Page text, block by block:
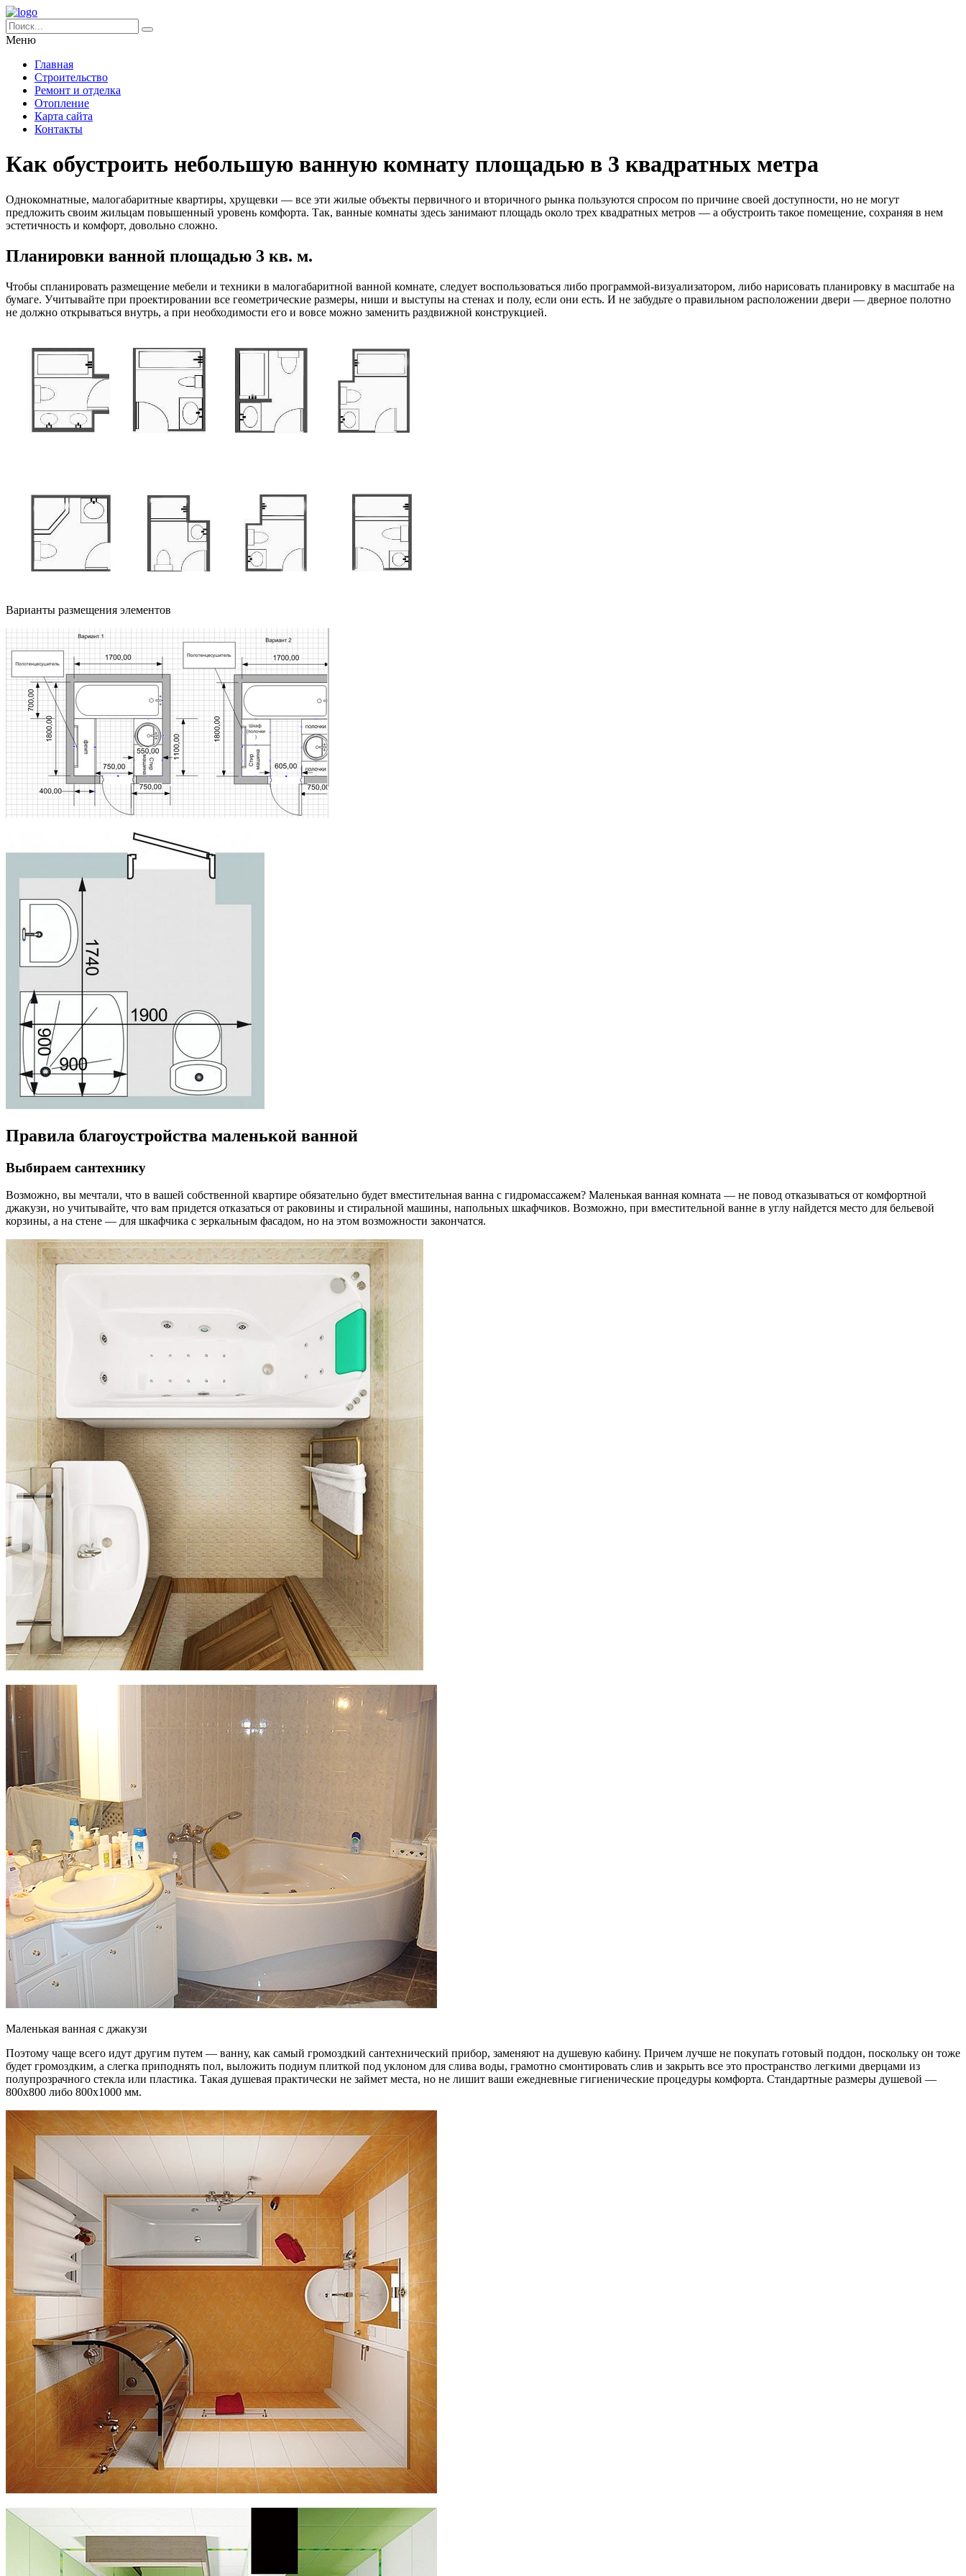
Меню
Главная
Строительство
Ремонт и отделка
Отопление
Карта сайта
Контакты
Как обустроить небольшую ванную комнату площадью в 3 квадратных метра
Однокомнатные, малогабаритные квартиры, хрущевки — все эти жилые объекты первичного и вторичного рынка пользуются спросом по причине своей доступности, но не могут
предложить своим жильцам повышенный уровень комфорта. Так, ванные комнаты здесь занимают площадь около трех квадратных метров — а обустроить такое помещение, сохраняя в нем
эстетичность и комфорт, довольно сложно.
Планировки ванной площадью 3 кв. м.
Чтобы спланировать размещение мебели и техники в малогабаритной ванной комнате, следует воспользоваться либо программой-визуализатором, либо нарисовать планировку в масштабе на
бумаге. Учитывайте при проектировании все геометрические размеры, ниши и выступы на стенах и полу, если они есть. И не забудьте о правильном расположении двери — дверное полотно
не должно открываться внутрь, а при необходимости его и вовсе можно заменить раздвижной конструкцией.
Варианты размещения элементов
Правила благоустройства маленькой ванной
Выбираем сантехнику
Возможно, вы мечтали, что в вашей собственной квартире обязательно будет вместительная ванна с гидромассажем? Маленькая ванная комната — не повод отказываться от комфортной
джакузи, но учитывайте, что вам придется отказаться от раковины и стиральной машины, напольных шкафчиков. Возможно, при вместительной ванне в углу найдется место для бельевой
корзины, а на стене — для шкафчика с зеркальным фасадом, но на этом возможности закончатся.
Маленькая ванная с джакузи
Поэтому чаще всего идут другим путем — ванну, как самый громоздкий сантехнический прибор, заменяют на душевую кабину. Причем лучше не покупать готовый поддон, поскольку он тоже
будет громоздким, а слегка приподнять пол, выложить подиум плиткой под уклоном для слива воды, грамотно смонтировать слив и закрыть все это пространство легкими дверцами из
полупрозрачного стекла или пластика. Такая душевая практически не займет места, но не лишит ваши ежедневные гигиенические процедуры комфорта. Стандартные размеры душевой —
800х800 либо 800х1000 мм.